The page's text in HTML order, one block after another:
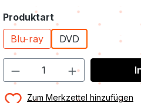
Produktart auswählen
Blu-ray
DVD
Zum Merkzettel hinzufügen